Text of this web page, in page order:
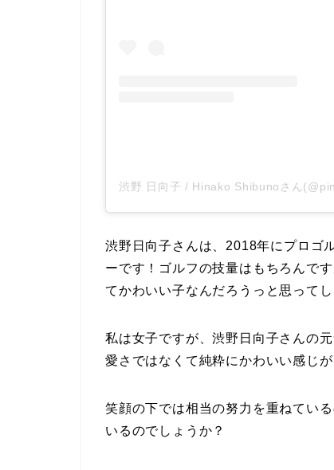
渋野 日向子 / Hinako Shibunoさん
渋野日向子さんは、2018年にプロゴ
ーです！ゴルフの技量はもちろんで
てかわいい子なんだろうっと思ってし
私は女子ですが、渋野日向子さんの
愛さではなくて純粋にかわいい感じが
笑顔の下では相当の努力を重ねてい
いるのでしょうか？